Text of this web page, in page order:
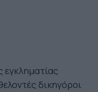
εγκληματίας
δικηγόροι